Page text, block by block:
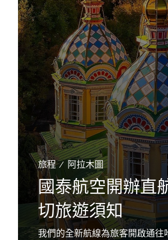
旅程∕ 阿拉木圖
國泰航空開辦直
切旅遊須知
我們的全新航線為旅客開啟通往